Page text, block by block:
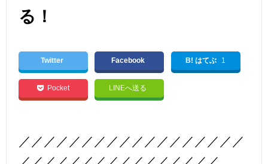
る！
Twitter Facebook B! はてぶ 1
Pocket LINEへ送る
／／／／／／／／／／／／／／／／／／